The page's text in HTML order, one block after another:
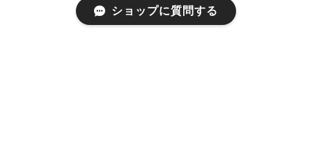
ショップに質問する